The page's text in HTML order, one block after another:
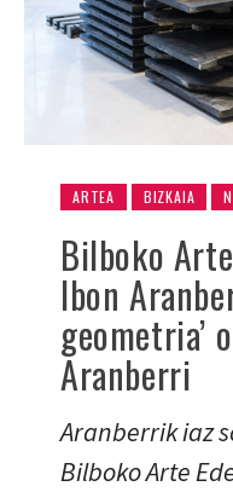
ARTEA BIZKAIA
Bilboko
Ibon
geometria’
Aranberri
Aranberrik iaz
Bilboko Arte